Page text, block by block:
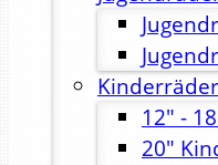
Kinderräder
12" -
20"